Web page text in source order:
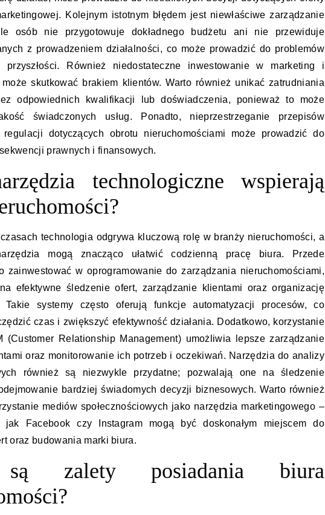
Kolejnym istotnym błędem jest niewłaściwe zarządzanie
osób nie przygotowuje dokładnego budżetu ani nie przewiduje
z prowadzeniem działalności, co może prowadzić do problemów
przyszłości. Również niedostateczne inwestowanie w marketing i
skutkować brakiem klientów. Warto również unikać zatrudniania
odpowiednich kwalifikacji lub doświadczenia, ponieważ to może
świadczonych usług. Ponadto, nieprzestrzeganie przepisów
regulacji dotyczących obrotu nieruchomościami może prowadzić do
prawnych i finansowych.
technologiczne wspierają
technologia odgrywa kluczową rolę w branży nieruchomości, a
mogą znacząco ułatwić codzienną pracę biura. Przede
zainwestować w oprogramowanie do zarządzania nieruchomościami,
efektywne śledzenie ofert, zarządzanie klientami oraz organizację
Takie systemy często oferują funkcje automatyzacji procesów, co
czas i zwiększyć efektywność działania. Dodatkowo, korzystanie
(Customer Relationship Management) umożliwia lepsze zarządzanie
oraz monitorowanie ich potrzeb i oczekiwań. Narzędzia do analizy
również są niezwykle przydatne; pozwalają one na śledzenie
bardziej świadomych decyzji biznesowych. Warto również
mediów społecznościowych jako narzędzia marketingowego –
jak Facebook czy Instagram mogą być doskonałym miejscem do
oraz budowania marki biura.
zalety posiadania biura